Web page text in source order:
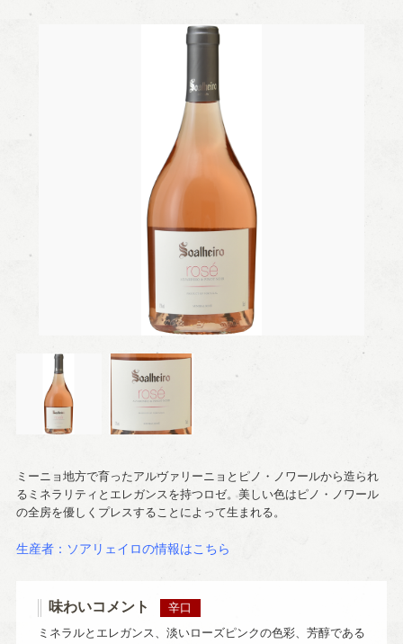
ミーニョ地方で育ったアルヴァリーニョとピノ・ノワールから造られ
るミネラリティとエレガンスを持つロゼ。美しい色はピノ・ノワール
の全房を優しくプレスすることによって生まれる。
生産者：ソアリェイロの情報はこちら
味わいコメント
辛口
ミネラルとエレガンス、淡いローズピンクの色彩、芳醇である